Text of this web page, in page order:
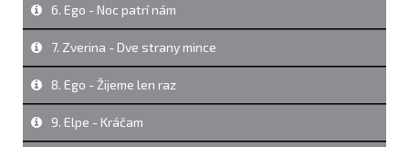
6. Ego - Noc patrí nám
7. Zverina - Dve strany mince
8. Ego - Žijeme len raz
9. Elpe - Kráčam